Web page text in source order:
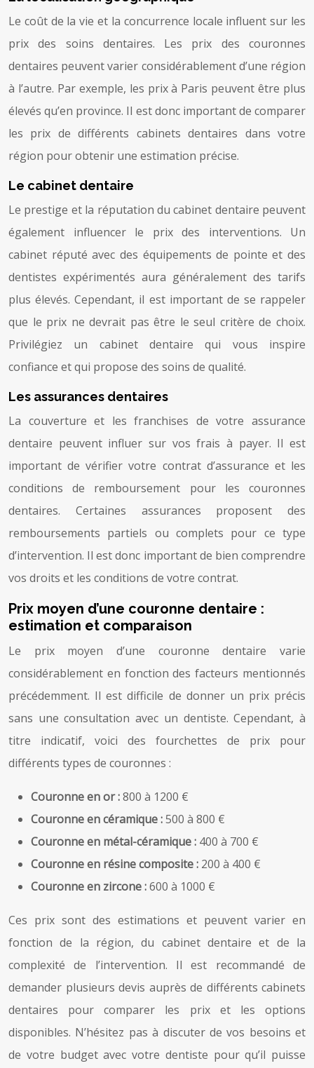
Le coût de la vie et la concurrence locale influent sur les
prix des soins dentaires. Les prix des couronnes
dentaires peuvent varier considérablement d’une région
à l’autre. Par exemple, les prix à Paris peuvent être plus
élevés qu’en province. Il est donc important de comparer
les prix de différents cabinets dentaires dans votre
région pour obtenir une estimation précise.
Le cabinet dentaire
Le prestige et la réputation du cabinet dentaire peuvent
également influencer le prix des interventions. Un
cabinet réputé avec des équipements de pointe et des
dentistes expérimentés aura généralement des tarifs
plus élevés. Cependant, il est important de se rappeler
que le prix ne devrait pas être le seul critère de choix.
Privilégiez un cabinet dentaire qui vous inspire
confiance et qui propose des soins de qualité.
Les assurances dentaires
La couverture et les franchises de votre assurance
dentaire peuvent influer sur vos frais à payer. Il est
important de vérifier votre contrat d’assurance et les
conditions de remboursement pour les couronnes
dentaires. Certaines assurances proposent des
remboursements partiels ou complets pour ce type
d’intervention. Il est donc important de bien comprendre
vos droits et les conditions de votre contrat.
Prix moyen d’une couronne dentaire :
estimation et comparaison
Le prix moyen d’une couronne dentaire varie
considérablement en fonction des facteurs mentionnés
précédemment. Il est difficile de donner un prix précis
sans une consultation avec un dentiste. Cependant, à
titre indicatif, voici des fourchettes de prix pour
différents types de couronnes :
Couronne en or :800 à 1200 €
Couronne en céramique :500 à 800 €
Couronne en métal-céramique : 400 à 700 €
Couronne en résine composite : 200 à 400 €
Couronne en zircone :600 à 1000 €
Ces prix sont des estimations et peuvent varier en
fonction de la région, du cabinet dentaire et de la
complexité de l’intervention. Il est recommandé de
demander plusieurs devis auprès de différents cabinets
dentaires pour comparer les prix et les options
disponibles. N’hésitez pas à discuter de vos besoins et
de votre budget avec votre dentiste pour qu’il puisse